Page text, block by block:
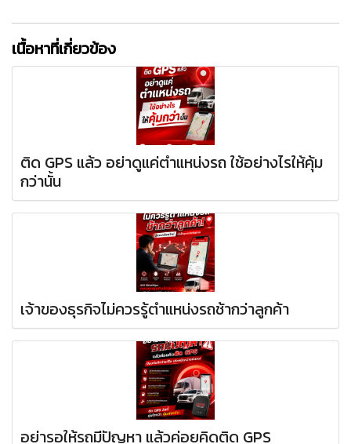
เนื้อหาที่เกี่ยวข้อง
ติด GPS แล้ว อย่าดูแค่ตำแหน่งรถ ใช้อย่างไรให้คุ้ม
กว่านั้น
เจ้าของธุรกิจไม่ควรรู้ตำแหน่งรถช้ากว่าลูกค้า
อย่ารอให้รถมีปัญหา แล้วค่อยคิดติด GPS